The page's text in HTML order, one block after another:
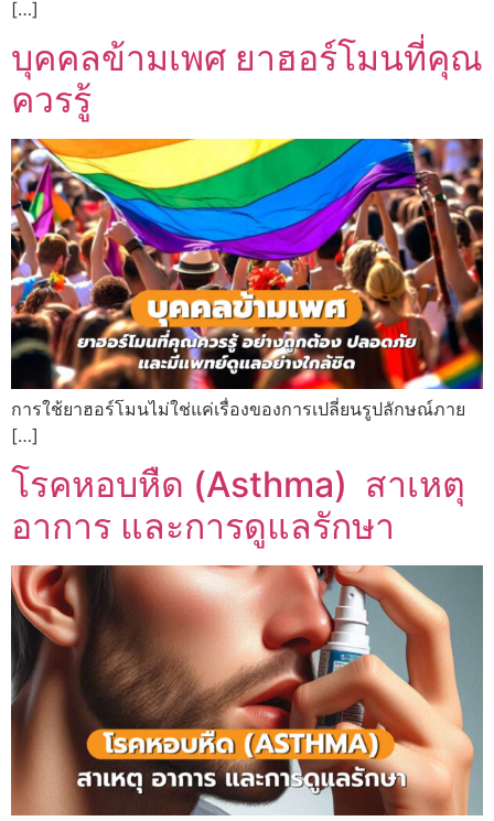
[…]
บุคคลข้ามเพศ ยาฮอร์โมนที่คุณ
ควรรู้
การใช้ยาฮอร์โมนไม่ใช่แค่เรื่องของการเปลี่ยนรูปลักษณ์ภาย
[…]
โรคหอบหืด (Asthma) สาเหตุ
อาการ และการดูแลรักษา